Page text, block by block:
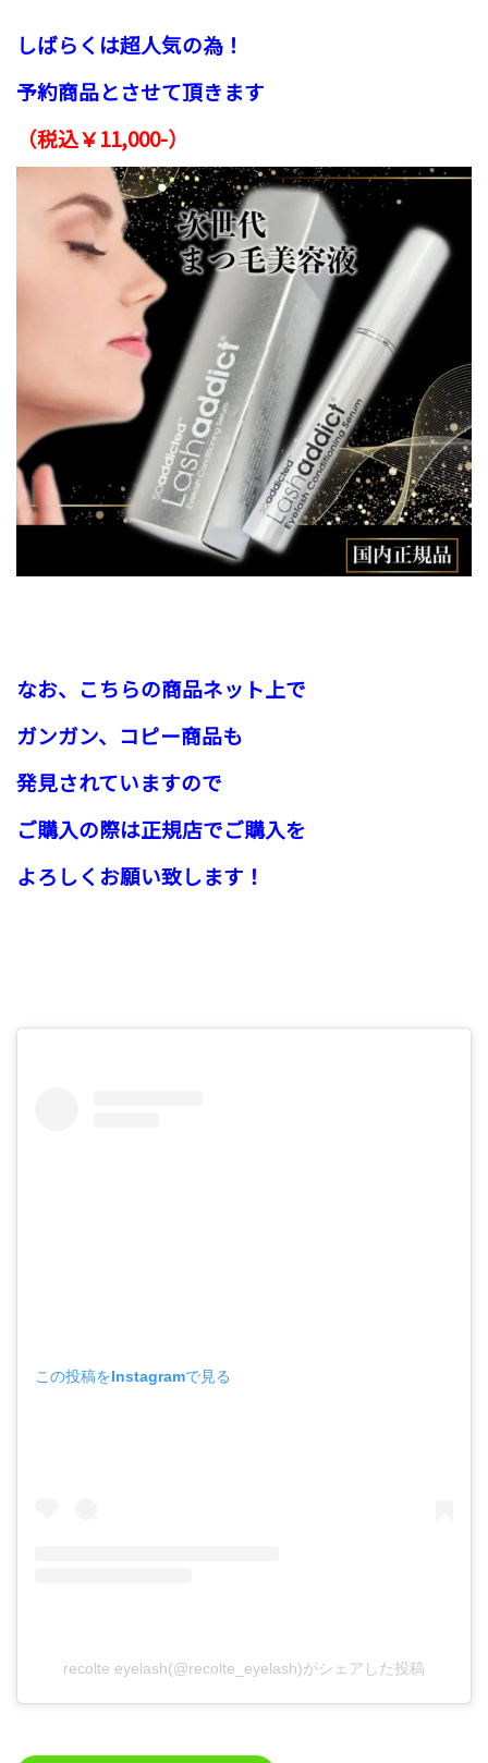
しばらくは超人気の為！
予約商品とさせて頂きます
（税込￥11,000-）
なお、こちらの商品ネット上で
ガンガン、コピー商品も
発見されていますので
ご購入の際は正規店でご購入を
よろしくお願い致します！
この投稿をInstagramで見る
recolte eyelash(@recolte_eyelash)がシェアした投稿